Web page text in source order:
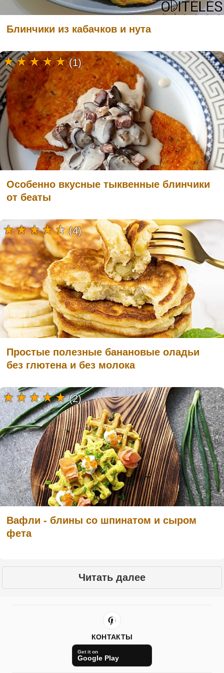
Блинчики из кабачков и нута
Особенно вкусные тыквенные блинчики
от беаты
(1)
Простые полезные банановые оладьи
без глютена и без молока
(4)
Вафли - блины со шпинатом и сыром
фета
(2)
Читать далее
КОНТАКТЫ
Get it on
Google Play